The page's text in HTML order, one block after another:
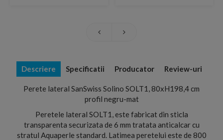
Descriere Specificatii Producator Review-uri
Perete lateral SanSwiss Solino SOLT1, 80xH198,4 cm
profil negru-mat
Peretele lateral SOLT1, este fabricat din sticla
transparenta securizata de 6 mm tratata anticalcar cu
stratul Aquaperle standard. Latimea peretelui este de 800